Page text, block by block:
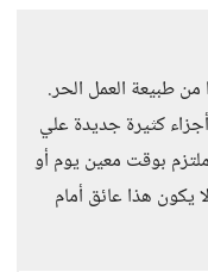
من طبيعة العمل الحر.
كثيرة جديدة علي
بوقت معين يوم أو
يكون هذا عائق أمام